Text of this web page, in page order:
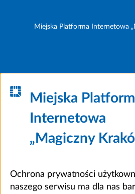
Miejska Platforma Internetowa
Miejska
Internetowa
„Magiczny
Ochrona prywatności
naszego serwisu ma dla nas